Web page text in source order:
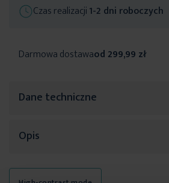
Czas realizacji1-2 dni roboczych
Darmowa dostawaod 299,99 zł
Dane techniczne
Więcej
SKU
Rozmiar (szer. x dł.)
Opis
Piękne upięcie zasłon lub firan może w